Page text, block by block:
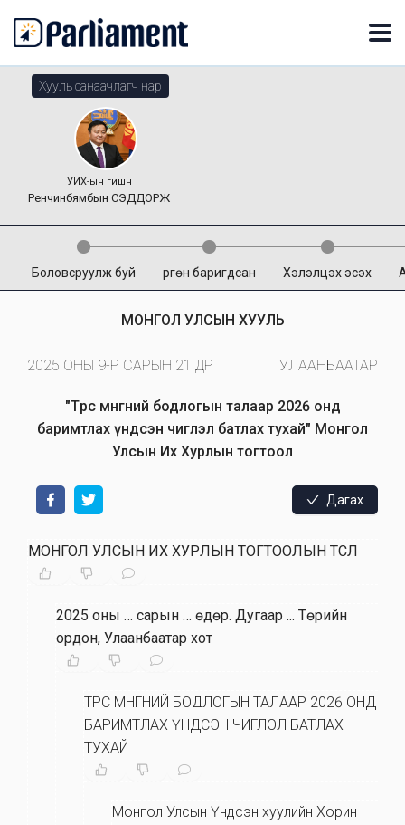
Хууль санаачлагч нар
УИХ-ын гишүүн
Ренчинбямбын СЭДДОРЖ
Боловсруулж буй Өргөн баригдсан Хэлэлцэх эсэх
МОНГОЛ УЛСЫН ХУУЛЬ
2025 ОНЫ 9-Р САРЫН 21 ӨДӨР УЛААНБААТАР
"Төрөөс мөнгөний бодлогын талаар 2026 онд
баримтлах үндсэн чиглэл батлах тухай" Монгол
Улсын Их Хурлын тогтоол
Дагах
МОНГОЛ УЛСЫН ИХ ХУРЛЫН ТОГТООЛЫН ТӨСӨЛ
2025 оны … сарын … өдөр. Дугаар ... Төрийн
ордон, Улаанбаатар хот
ТӨРӨӨС МӨНГӨНИЙ БОДЛОГЫН ТАЛААР 2026 ОНД
БАРИМТЛАХ ҮНДСЭН ЧИГЛЭЛ БАТЛАХ
ТУХАЙ
Монгол Улсын Үндсэн хуулийн Хорин